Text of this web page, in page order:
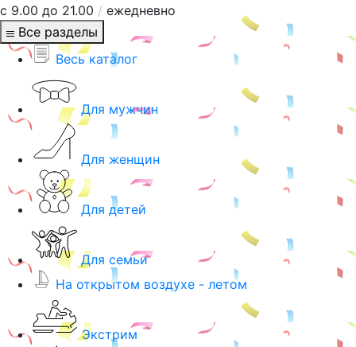
с 9.00 до 21.00 / ежедневно
Все разделы
Весь каталог
Для мужчин
Для женщин
Для детей
Для семьи
На открытом воздухе - летом
Экстрим